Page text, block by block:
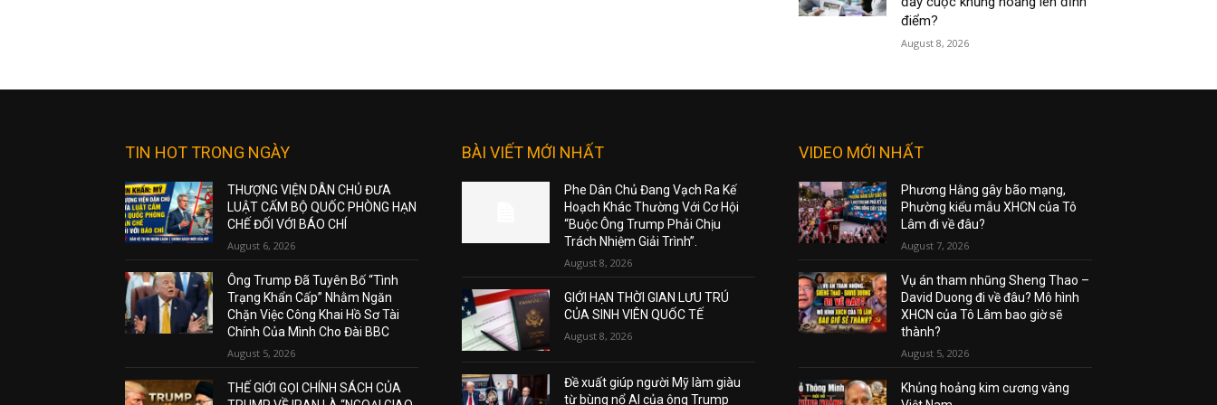
điểm?
August 8, 2026
TIN HOT TRONG NGÀY
THƯỢNG VIỆN DÂN CHỦ ĐƯA
LUẬT CẤM BỘ QUỐC PHÒNG HẠN
CHẾ ĐỐI VỚI BÁO CHÍ
August 6, 2026
Ông Trump Đã Tuyên Bố “Tình
Trạng Khẩn Cấp” Nhằm Ngăn
Chặn Việc Công Khai Hồ Sơ Tài
Chính Của Mình Cho Đài BBC
August 5, 2026
THẾ GIỚI GỌI CHÍNH SÁCH CỦA
BÀI VIẾT MỚI NHẤT
Phe Dân Chủ Đang Vạch Ra Kế
Hoạch Khác Thường Với Cơ Hội
“Buộc Ông Trump Phải Chịu
Trách Nhiệm Giải Trình”.
August 8, 2026
GIỚI HẠN THỜI GIAN LƯU TRÚ
CỦA SINH VIÊN QUỐC TẾ
August 8, 2026
Đề xuất giúp người Mỹ làm giàu
từ bùng nổ AI của ông Trump
VIDEO MỚI NHẤT
Phương Hằng gây bão mạng,
Phường kiểu mẫu XHCN của Tô
Lâm đi về đâu?
August 7, 2026
Vụ án tham nhũng Sheng Thao –
David Duong đi về đâu? Mô hình
XHCN của Tô Lâm bao giờ sẽ
thành?
August 5, 2026
Khủng hoảng kim cương vàng